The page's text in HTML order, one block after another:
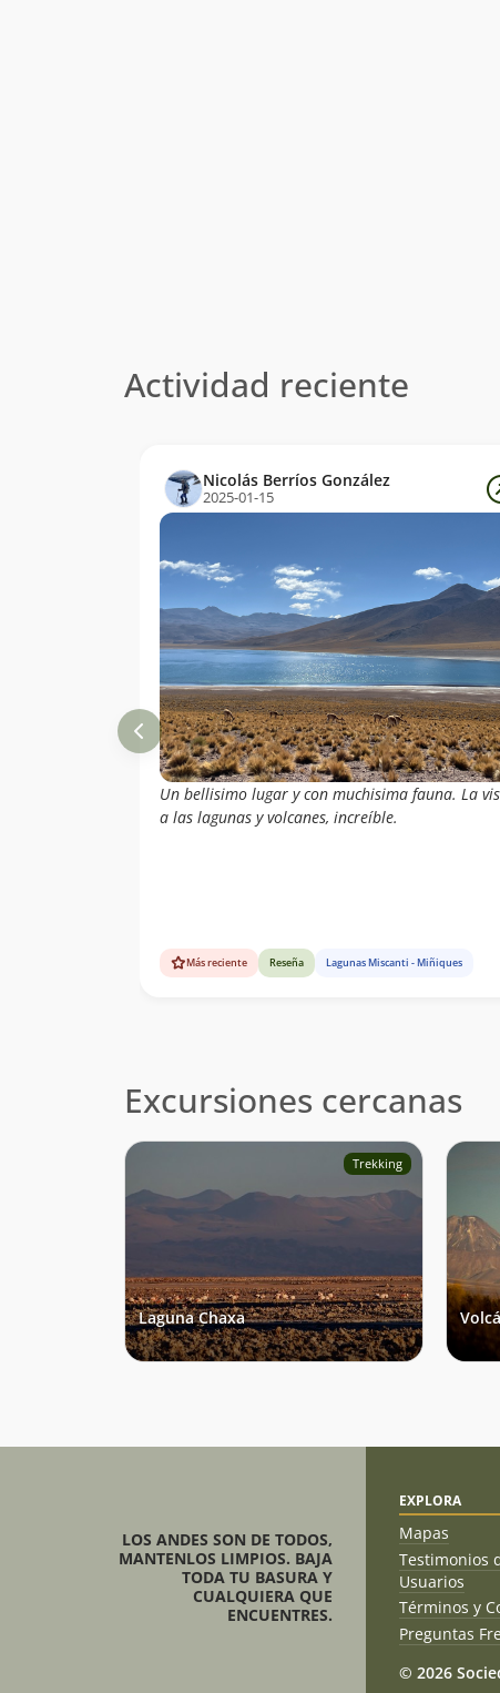
Actividad reciente
Nicolás Berríos González
2025-01-15
Un bellisimo lugar y con muchisima fauna. La
a las lagunas y volcanes, increíble.
Más reciente Reseña Lagunas Miscanti - Miñiques
Excursiones cercanas
Trekking
Laguna Chaxa
LOS ANDES SON DE TODOS,
MANTENLOS LIMPIOS. BAJA
TODA TU BASURA Y
CUALQUIERA QUE
ENCUENTRES.
EXPLORA
Mapas
Testimonios
Usuarios
Términos y
Preguntas
© 2026